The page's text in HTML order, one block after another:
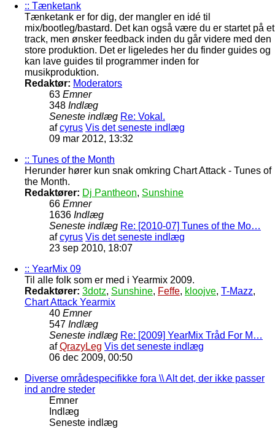
:: Tænketank
Tænketank er for dig, der mangler en idé til
mix/bootleg/bastard. Det kan også være du er startet på et
track, men ønsker feedback inden du går videre med den
store produktion. Det er ligeledes her du finder guides og
kan lave guides til programmer inden for
musikproduktion.
Redaktør: Moderators
63 Emner
348 Indlæg
Seneste indlæg Re: Vokal.
afcyrus Vis det seneste indlæg
09 mar 2012, 13:32
:: Tunes of the Month
Herunder hører kun snak omkring Chart Attack - Tunes of
the Month.
Redaktører: Dj Pantheon, Sunshine
66 Emner
1636 Indlæg
Seneste indlæg Re: [2010-07] Tunes of the Mo…
afcyrus Vis det seneste indlæg
23 sep 2010, 18:07
:: YearMix 09
Til alle folk som er med i Yearmix 2009.
Redaktører: 3dotz, Sunshine, Feffe, kloojve, T-Mazz,
Chart Attack Yearmix
40 Emner
547 Indlæg
Seneste indlæg Re: [2009] YearMix Tråd For M…
afQrazyLeg Vis det seneste indlæg
06 dec 2009, 00:50
Diverse områdespecifikke fora \\ Alt det, der ikke passer
ind andre steder
Emner
Indlæg
Seneste indlæg